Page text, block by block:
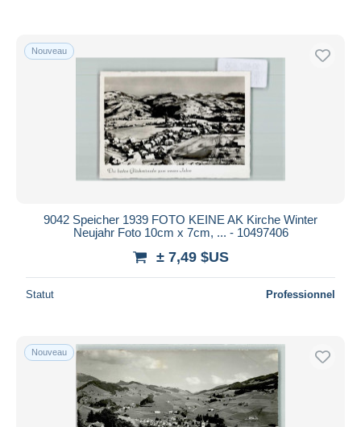
Nouveau
9042 Speicher 1939 FOTO KEINE AK Kirche Winter
Neujahr Foto 10cm x 7cm, ... - 10497406
± 7,49 $US
Statut Professionnel
Nouveau